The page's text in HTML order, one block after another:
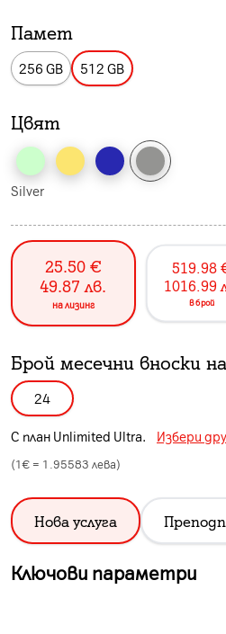
Памет
256 GB 512 GB
Цвят
Silver
25.50 €
49.87 лв.
на лизинг
519.98
1016.99
в брой
Брой месечни вноски
24
С план Unlimited Ultra. Избери
(1€ = 1.95583 лева)
Нова услуга
Ключови параметри